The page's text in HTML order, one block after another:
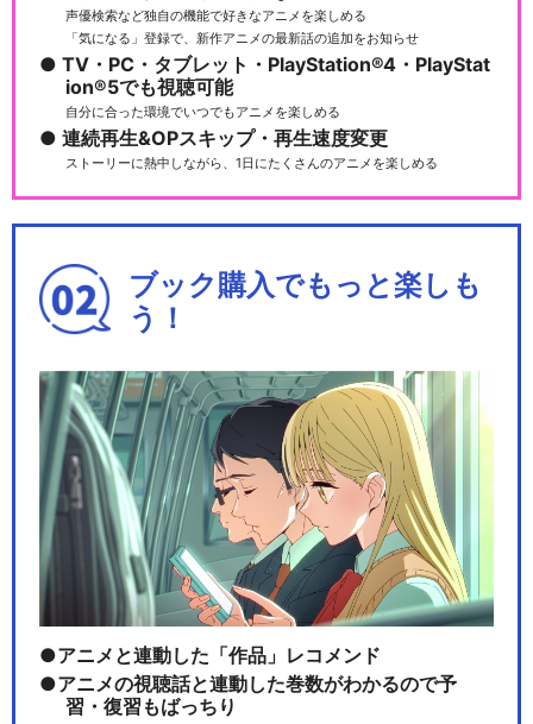
声優検索など独自の機能で好きなアニメを楽しめる
「気になる」登録で、新作アニメの最新話の追加をお知らせ
TV・PC・タブレット・PlayStation®4・PlayStat
ion®5でも視聴可能
自分に合った環境でいつでもアニメを楽しめる
連続再生&OPスキップ・再生速度変更
ストーリーに熱中しながら、1日にたくさんのアニメを楽しめる
ブック購入でもっと楽しも
う！
アニメと連動した「作品」レコメンド
アニメの視聴話と連動した巻数がわかるので予
習・復習もばっちり